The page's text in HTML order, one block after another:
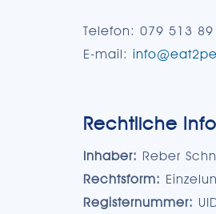
Telefon: 079 513 89
E-mail:
Rechtliche
Inhaber: Reber
Rechtsform:
Registernummer: